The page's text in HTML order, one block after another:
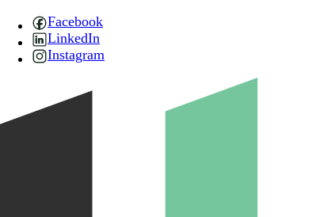
Facebook
LinkedIn
Instagram